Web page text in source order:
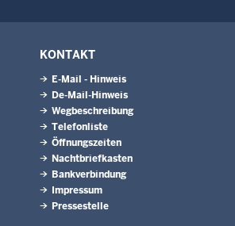
KONTAKT
E-Mail - Hinweis
De-Mail-Hinweis
Wegbeschreibung
Telefonliste
Öffnungszeiten
Nachtbriefkasten
Bankverbindung
Impressum
Pressestelle